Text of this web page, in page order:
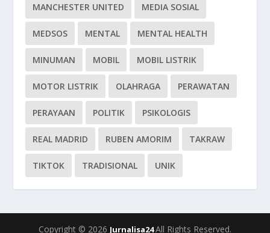
MANCHESTER UNITED MEDIA SOSIAL
MEDSOS MENTAL MENTAL HEALTH
MINUMAN MOBIL MOBIL LISTRIK
MOTOR LISTRIK OLAHRAGA PERAWATAN
PERAYAAN POLITIK PSIKOLOGIS
REAL MADRID RUBEN AMORIM TAKRAW
TIKTOK TRADISIONAL UNIK
Copyright © 2026 Jurnalisa24All Rights Reserved.